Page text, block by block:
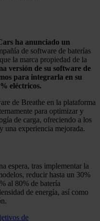
ha anunciado un
de software de baterías
la marca propiedad de la
versión de su software de
para integrarla en su
eléctricos.
de Breathe en la plataforma
para optimizar y
de carga, ofreciendo a los
una experiencia mejorada.
espera, tras implementar la
reducir hasta un 30%
al 80% de batería
de energía, así como